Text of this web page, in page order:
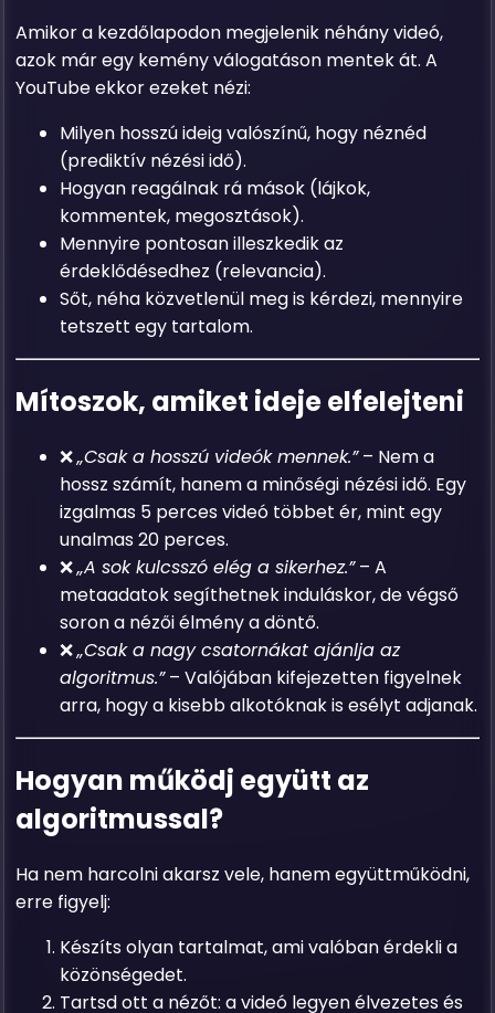
Amikor a kezdőlapodon megjelenik néhány videó,
azok már egy kemény válogatáson mentek át. A
YouTube ekkor ezeket nézi:
Milyen hosszú ideig valószínű, hogy néznéd
(prediktív nézési idő).
Hogyan reagálnak rá mások (lájkok,
kommentek, megosztások).
Mennyire pontosan illeszkedik az
érdeklődésedhez (relevancia).
Sőt, néha közvetlenül meg is kérdezi, mennyire
tetszett egy tartalom.
Mítoszok, amiket ideje elfelejteni
❌„Csak a hosszú videók mennek.”– Nem a
hossz számít, hanem a minőségi nézési idő. Egy
izgalmas 5 perces videó többet ér, mint egy
unalmas 20 perces.
❌„A sok kulcsszó elég a sikerhez.”– A
metaadatok segíthetnek induláskor, de végső
soron a nézői élmény a döntő.
❌„Csak a nagy csatornákat ajánlja az
algoritmus.”– Valójában kifejezetten figyelnek
arra, hogy a kisebb alkotóknak is esélyt adjanak.
Hogyan működj együtt az
algoritmussal?
Ha nem harcolni akarsz vele, hanem együttműködni,
erre figyelj:
Készíts olyan tartalmat, ami valóban érdekli a
közönségedet.
Tartsd ott a nézőt: a videó legyen élvezetes és